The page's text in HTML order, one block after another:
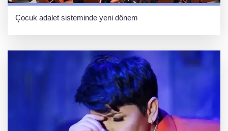
Çocuk adalet sisteminde yeni dönem